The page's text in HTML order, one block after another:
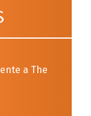
a The